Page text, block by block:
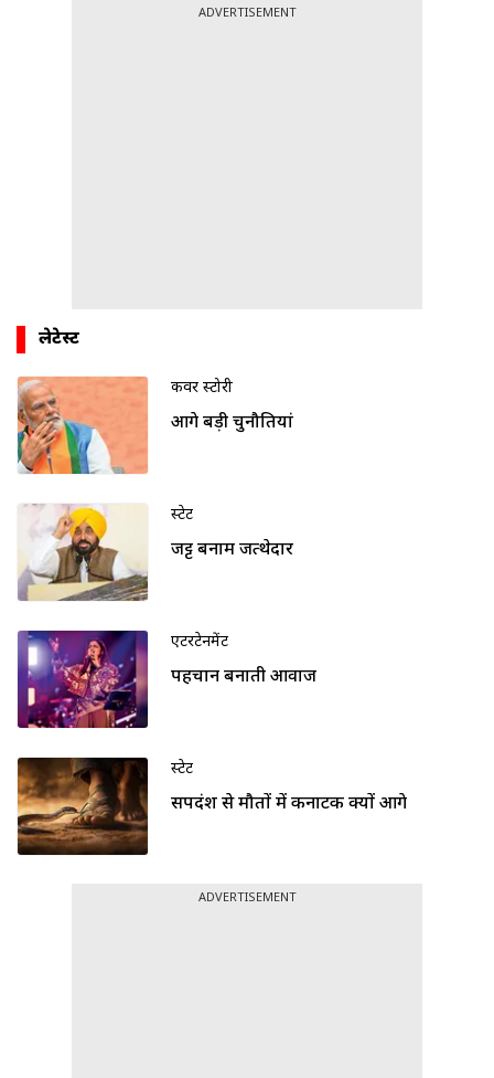
ADVERTISEMENT
लेटेस्ट
कवर स्टोरी
आगे बड़ी चुनौतियां
स्टेट
जट्ट बनाम जत्थेदार
एंटरटेनमेंट
पहचान बनाती आवाज
स्टेट
सर्पदंश से मौतों में कर्नाटक क्यों आगे
ADVERTISEMENT